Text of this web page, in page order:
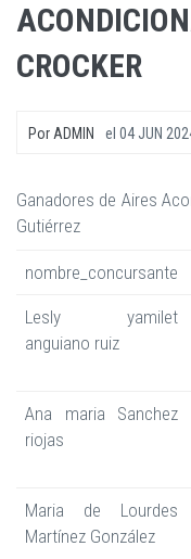
CROCKER
Por ADMIN el 04 JUN
Ganadores de Aires
Gutiérrez
nombre_concursante
Lesly yamilet
anguiano ruiz
Ana maria Sanchez
riojas
Maria de Lourdes
Martínez González